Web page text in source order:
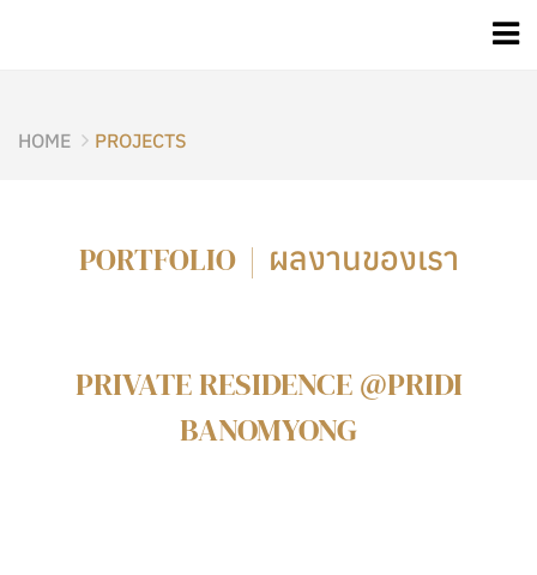
HOME PROJECTS
PORTFOLIO | ผลงานของเรา
PRIVATE RESIDENCE @PRIDI
BANOMYONG